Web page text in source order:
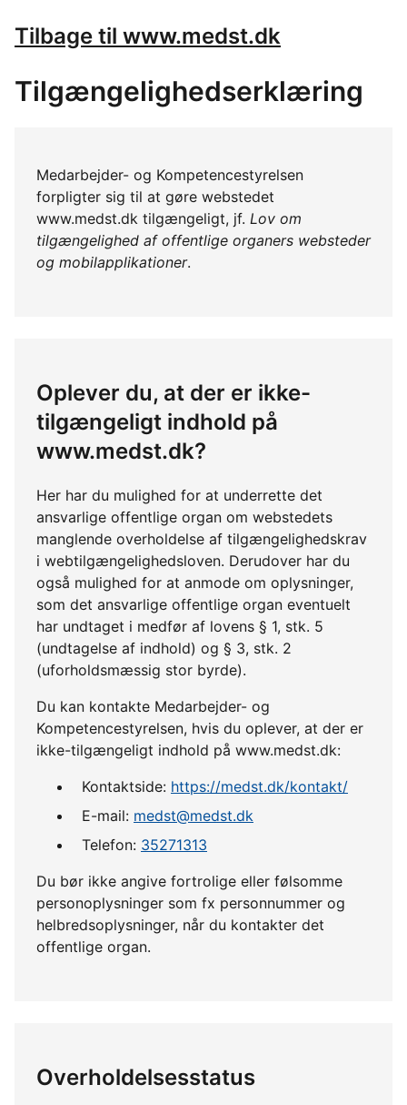
Tilbage til www.medst.dk
Tilgængelighedserklæring
Medarbejder- og Kompetencestyrelsen
forpligter sig til at gøre webstedet
www.medst.dk tilgængeligt, jf. Lov om
tilgængelighed af offentlige organers websteder
og mobilapplikationer.
Oplever du, at der er ikke-
tilgængeligt indhold på
www.medst.dk?
Her har du mulighed for at underrette det
ansvarlige offentlige organ om webstedets
manglende overholdelse af tilgængelighedskrav
i webtilgængelighedsloven. Derudover har du
også mulighed for at anmode om oplysninger,
som det ansvarlige offentlige organ eventuelt
har undtaget i medfør af lovens § 1, stk. 5
(undtagelse af indhold) og § 3, stk. 2
(uforholdsmæssig stor byrde).
Du kan kontakte Medarbejder- og
Kompetencestyrelsen, hvis du oplever, at der er
ikke-tilgængeligt indhold på www.medst.dk:
Kontaktside: https://medst.dk/kontakt/
E-mail: medst@medst.dk
Telefon: 35271313
Du bør ikke angive fortrolige eller følsomme
personoplysninger som fx personnummer og
helbredsoplysninger, når du kontakter det
offentlige organ.
Overholdelsesstatus